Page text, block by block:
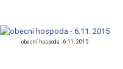
obecní hospoda - 6.11. 2015